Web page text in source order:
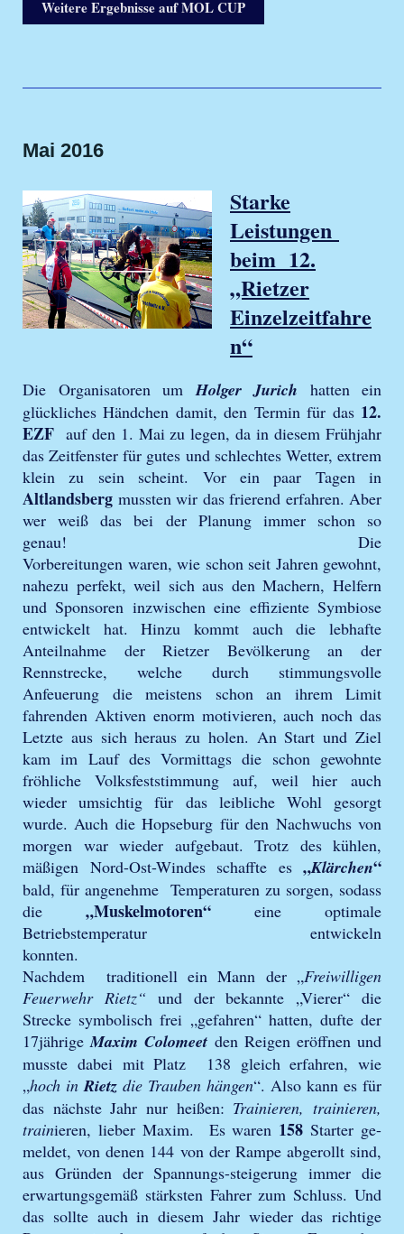
Weitere Ergebnisse auf MOL CUP
Mai 2016
Starke
Leistungen
beim 12.
„Rietzer
Einzelzeitfahre
n“
Die Organisatoren umHolger Jurich hatten ein
glückliches Händchen damit, den Termin für das 12.
EZF auf den 1. Mai zu legen, da in diesem Frühjahr
das Zeitfenster für gutes und schlechtes Wetter, extrem
klein zu sein scheint. Vor ein paar Tagen in
Altlandsberg mussten wir das frierend erfahren. Aber
wer weiß das bei der Planung immer schon so
genau! Die
Vorbereitungen waren, wie schon seit Jahren gewohnt,
nahezu perfekt, weil sich aus den Machern, Helfern
und Sponsoren inzwischen eine effiziente Symbiose
entwickelt hat. Hinzu kommt auch die lebhafte
Anteilnahme der Rietzer Bevölkerung an der
Rennstrecke, welche durch stimmungsvolle
Anfeuerung die meistens schon an ihrem Limit
fahrenden Aktiven enorm motivieren, auch noch das
Letzte aus sich heraus zu holen. An Start und Ziel
kam im Lauf des Vormittags die schon gewohnte
fröhliche Volksfeststimmung auf, weil hier auch
wieder umsichtig für das leibliche Wohl gesorgt
wurde. Auch die Hopseburg für den Nachwuchs von
morgen war wieder aufgebaut. Trotz des kühlen,
mäßigen Nord-Ost-Windes schaffte es „Klärchen“
bald, für angenehme Temperaturen zu sorgen, sodass
die „Muskelmotoren“ eine optimale
Betriebstemperatur entwickeln
konnten.
Nachdem traditionell ein Mann der „Freiwilligen
Feuerwehr Rietz“ und der bekannte „Vierer“ die
Strecke symbolisch frei „gefahren“ hatten, dufte der
17jährigeMaxim Colomeet den Reigen eröffnen und
musste dabei mit Platz 138 gleich erfahren, wie
„hoch inRietz die Trauben hängen“. Also kann es für
das nächste Jahr nur heißen: Trainieren, trainieren,
trainieren, lieber Maxim. Es waren 158 Starter ge-
meldet, von denen 144 von der Rampe abgerollt sind,
aus Gründen der Spannungs-steigerung immer die
erwartungsgemäß stärksten Fahrer zum Schluss. Und
das sollte auch in diesem Jahr wieder das richtige